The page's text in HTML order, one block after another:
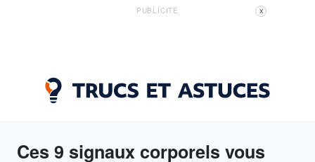
PUBLICITÉ X
Ces 9 signaux corporels vous